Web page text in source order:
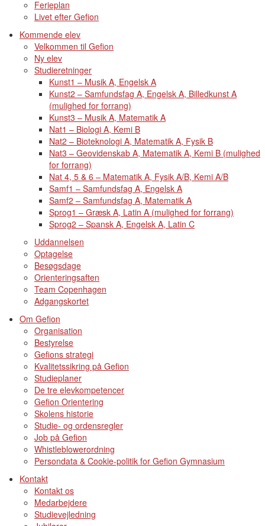
Ferieplan
Livet efter Gefion
Kommende elev
Velkommen til Gefion
Ny elev
Studieretninger
Kunst1 – Musik A, Engelsk A
Kunst2 – Samfundsfag A, Engelsk A, Billedkunst A
(mulighed for forrang)
Kunst3 – Musik A, Matematik A
Nat1 – Biologi A, Kemi B
Nat2 – Bioteknologi A, Matematik A, Fysik B
Nat3 – Geovidenskab A, Matematik A, Kemi B (mulighed
for forrang)
Nat 4, 5 & 6 – Matematik A, Fysik A/B, Kemi A/B
Samf1 – Samfundsfag A, Engelsk A
Samf2 – Samfundsfag A, Matematik A
Sprog1 – Græsk A, Latin A (mulighed for forrang)
Sprog2 – Spansk A, Engelsk A, Latin C
Uddannelsen
Optagelse
Besøgsdage
Orienteringsaften
Team Copenhagen
Adgangskortet
Om Gefion
Organisation
Bestyrelse
Gefions strategi
Kvalitetssikring på Gefion
Studieplaner
De tre elevkompetencer
Gefion Orientering
Skolens historie
Studie- og ordensregler
Job på Gefion
Whistleblowerordning
Persondata & Cookie-politik for Gefion Gymnasium
Kontakt
Kontakt os
Medarbejdere
Studievejledning